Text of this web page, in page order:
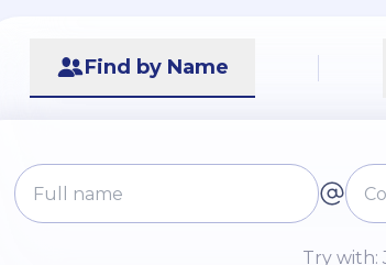
Find by Name
Try with: